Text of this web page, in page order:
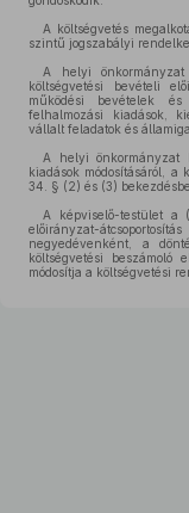
A költségvetés
szintű jogszabályi
A helyi
költségvetési bevételi
működési bevételek
felhalmozási kiadások,
vállalt feladatok és
A helyi önkormányzat
kiadások módosításáról, a
34. § (2) és (3)
A képviselő-testület a
előirányzat-
negyedévenként, a
költségvetési beszámoló
módosítja a költségvetési